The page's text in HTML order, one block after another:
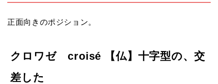
正面向きのポジション。
クロワゼ croisé 【仏】十字型の、交
差した